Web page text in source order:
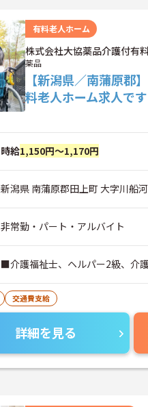
有料老人ホーム
株式会社大協薬品介護付有
薬品
【新潟県／南蒲原郡
料老人ホーム求人で
時給1,150円～1,170円
新潟県 南蒲原郡田上町 大字川船
非常勤・パート・アルバイト
■介護福祉士、ヘルパー2級、介
交通費支給
詳細を見る